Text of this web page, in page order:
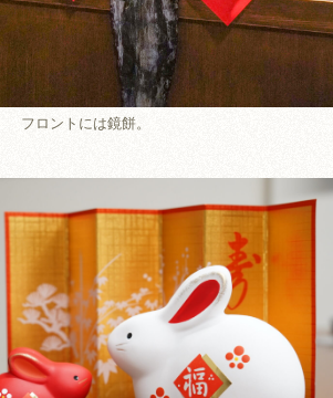
フロントには鏡餅。